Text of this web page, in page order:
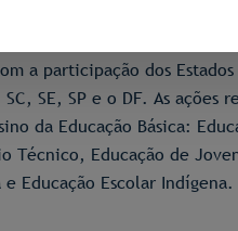
os impactos da
Básica. Para esse
a participação dos
SC, SE, SP e o DF. As
da Educação Básica:
Técnico, Educação de
Educação Escolar Indígena.